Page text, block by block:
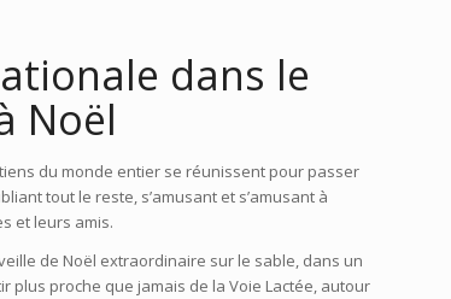
dans le
Noël
du monde entier se réunissent pour passer
tout le reste, s’amusant et s’amusant à
et leurs amis.
de Noël extraordinaire sur le sable, dans un
plus proche que jamais de la Voie Lactée, autour